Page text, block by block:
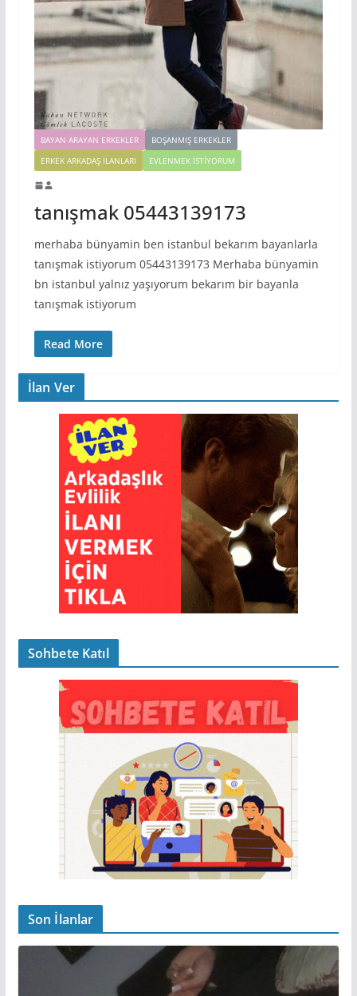
BAYAN ARAYAN ERKEKLER
BOŞANMIŞ ERKEKLER
ERKEK ARKADAŞ ILANLARI
EVLENMEK İSTIYORUM
tanışmak 05443139173
merhaba bünyamin ben istanbul bekarım bayanlarla
tanışmak istiyorum 05443139173 Merhaba bünyamin
bn istanbul yalnız yaşıyorum bekarım bir bayanla
tanışmak istiyorum
Read More
İlan Ver
Sohbete Katıl
Son İlanlar